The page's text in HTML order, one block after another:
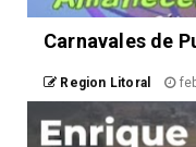
Carnavales de
Region Litoral